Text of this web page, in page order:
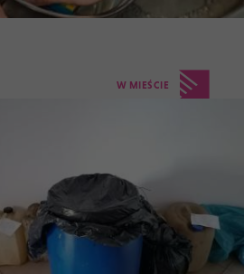
W MIEŚCIE